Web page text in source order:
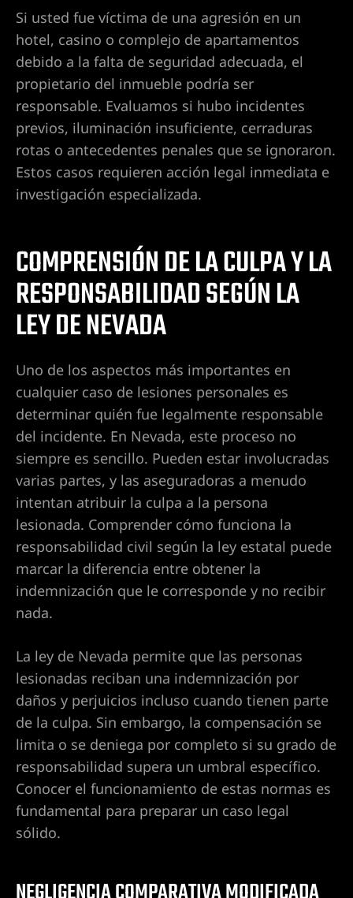
Si usted fue víctima de una agresión en un
hotel, casino o complejo de apartamentos
debido a la falta de seguridad adecuada, el
propietario del inmueble podría ser
responsable. Evaluamos si hubo incidentes
previos, iluminación insuficiente, cerraduras
rotas o antecedentes penales que se ignoraron.
Estos casos requieren acción legal inmediata e
investigación especializada.
COMPRENSIÓN DE LA CULPA Y LA
RESPONSABILIDAD SEGÚN LA
LEY DE NEVADA
Uno de los aspectos más importantes en
cualquier caso de lesiones personales es
determinar quién fue legalmente responsable
del incidente. En Nevada, este proceso no
siempre es sencillo. Pueden estar involucradas
varias partes, y las aseguradoras a menudo
intentan atribuir la culpa a la persona
lesionada. Comprender cómo funciona la
responsabilidad civil según la ley estatal puede
marcar la diferencia entre obtener la
indemnización que le corresponde y no recibir
nada.
La ley de Nevada permite que las personas
lesionadas reciban una indemnización por
daños y perjuicios incluso cuando tienen parte
de la culpa. Sin embargo, la compensación se
limita o se deniega por completo si su grado de
responsabilidad supera un umbral específico.
Conocer el funcionamiento de estas normas es
fundamental para preparar un caso legal
sólido.
de
de
en
en
por
en
la
en